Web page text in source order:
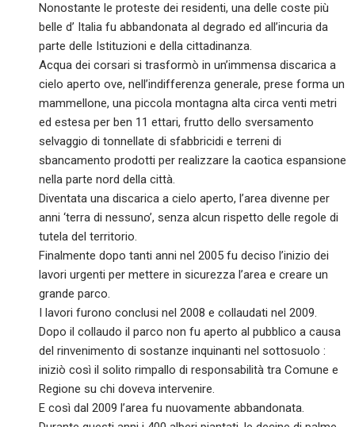
Nonostante le proteste dei residenti, una delle coste più
belle d’ Italia fu abbandonata al degrado ed all’incuria da
parte delle Istituzioni e della cittadinanza.
Acqua dei corsari si trasformò in un’immensa discarica a
cielo aperto ove, nell’indifferenza generale, prese forma un
mammellone, una piccola montagna alta circa venti metri
ed estesa per ben 11 ettari, frutto dello sversamento
selvaggio di tonnellate di sfabbricidi e terreni di
sbancamento prodotti per realizzare la caotica espansione
nella parte nord della città.
Diventata una discarica a cielo aperto, l’area divenne per
anni ‘terra di nessuno’, senza alcun rispetto delle regole di
tutela del territorio.
Finalmente dopo tanti anni nel 2005 fu deciso l’inizio dei
lavori urgenti per mettere in sicurezza l’area e creare un
grande parco.
I lavori furono conclusi nel 2008 e collaudati nel 2009.
Dopo il collaudo il parco non fu aperto al pubblico a causa
del rinvenimento di sostanze inquinanti nel sottosuolo :
iniziò così il solito rimpallo di responsabilità tra Comune e
Regione su chi doveva intervenire.
E così dal 2009 l’area fu nuovamente abbandonata.